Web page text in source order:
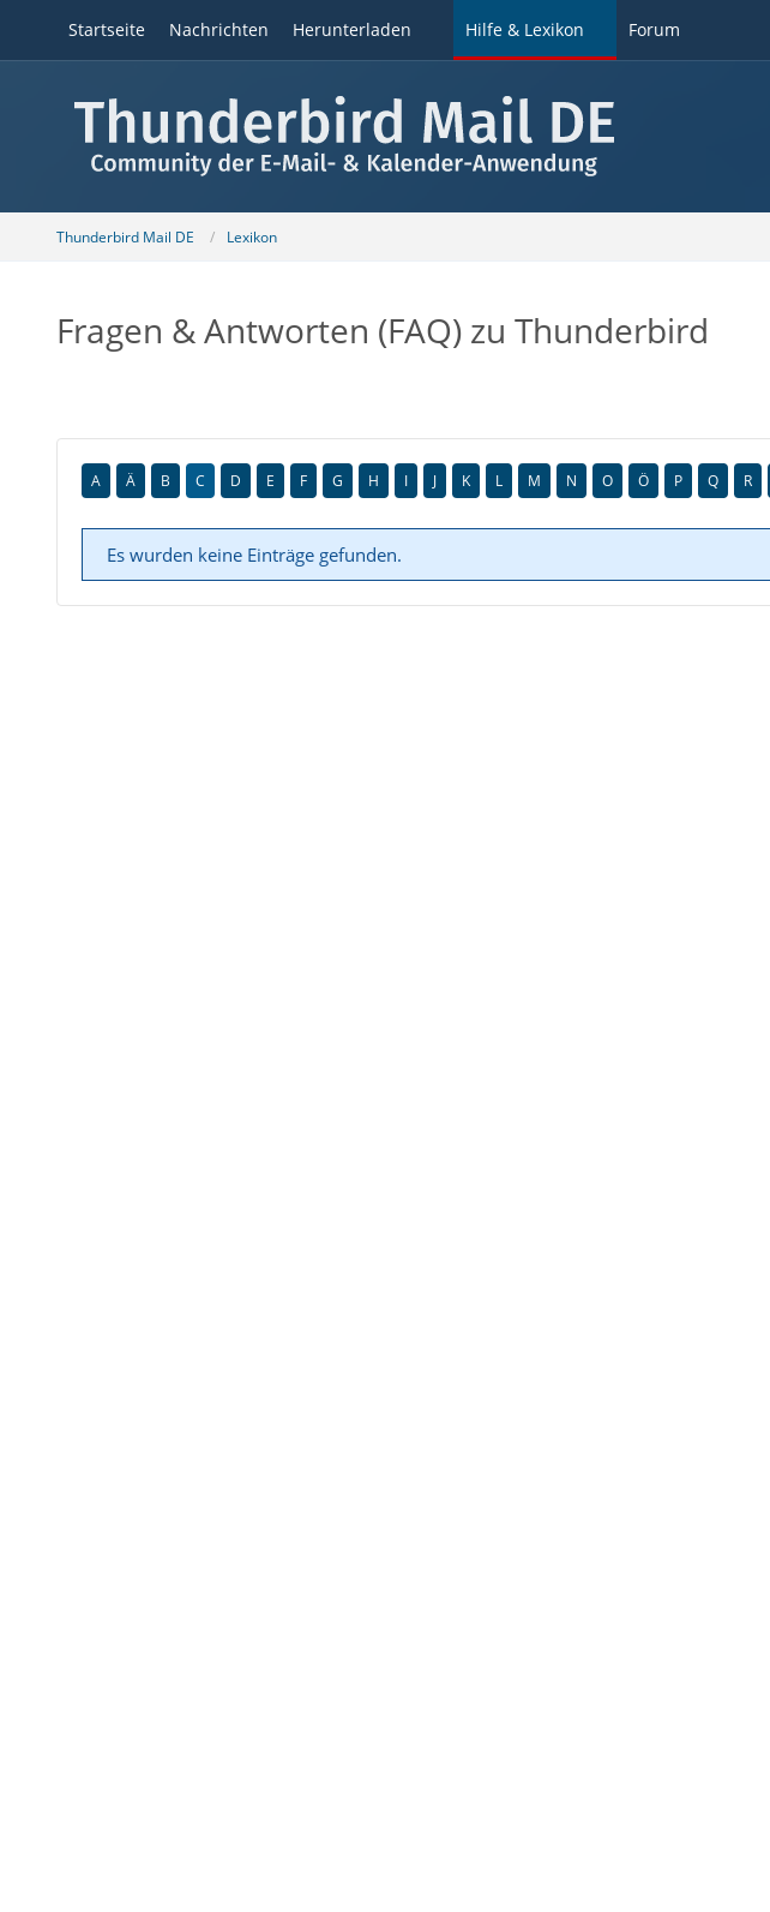
Startseite Nachrichten Herunterladen Hilfe & Lexikon Forum
Thunderbird Mail DE Lexikon
Fragen & Antworten (FAQ) zu Thunderbird
A Ä B C D E F G H I J K L M N O Ö P Q R
Es wurden keine Einträge gefunden.